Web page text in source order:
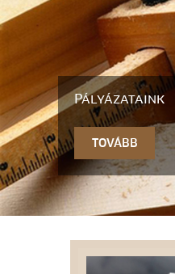
Pályázataink
TOVÁBB